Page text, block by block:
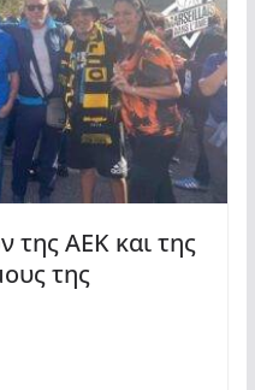
της ΑΕΚ και της
της